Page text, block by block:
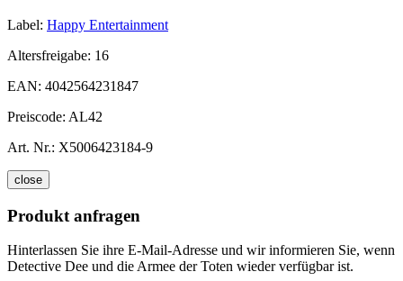
Label: Happy Entertainment
Altersfreigabe: 16
EAN: 4042564231847
Preiscode: AL42
Art. Nr.: X5006423184-9
close
Produkt anfragen
Hinterlassen Sie ihre E-Mail-Adresse und wir informieren Sie, wenn
Detective Dee und die Armee der Toten wieder verfügbar ist.